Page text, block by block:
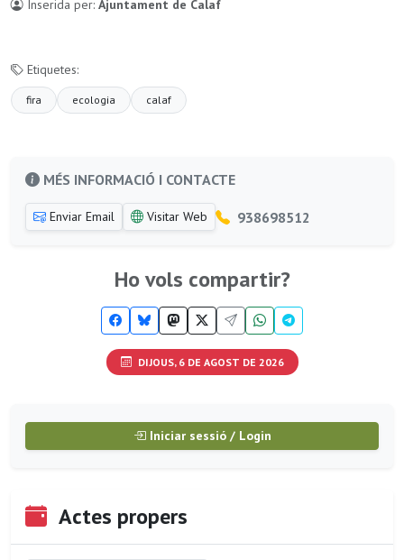
Inserida per: Ajuntament de Calaf
Etiquetes:
fira ecologia calaf
MÉS INFORMACIÓ I CONTACTE
Enviar Email Visitar Web 938698512
Ho vols compartir?
DIJOUS, 6 DE AGOST DE 2026
Iniciar sessió / Login
Actes propers